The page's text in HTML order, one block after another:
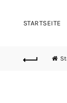
STARTSEITE